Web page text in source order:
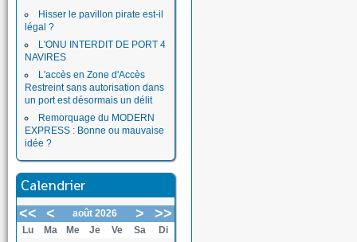
Hisser le pavillon pirate est-il
légal ?
L'ONU INTERDIT DE PORT 4
NAVIRES
L'accès en Zone d'Accès
Restreint sans autorisation dans
un port est désormais un délit
Remorquage du MODERN
EXPRESS : Bonne ou mauvaise
idée ?
Calendrier
<< < août 2026 > >>
Lu Ma Me Je Ve Sa
Di